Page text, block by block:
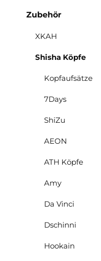
Zubehör
XKAH
Shisha Köpfe
Kopfaufsätze
7Days
ShiZu
AEON
ATH Köpfe
Amy
Da Vinci
Dschinni
Hookain